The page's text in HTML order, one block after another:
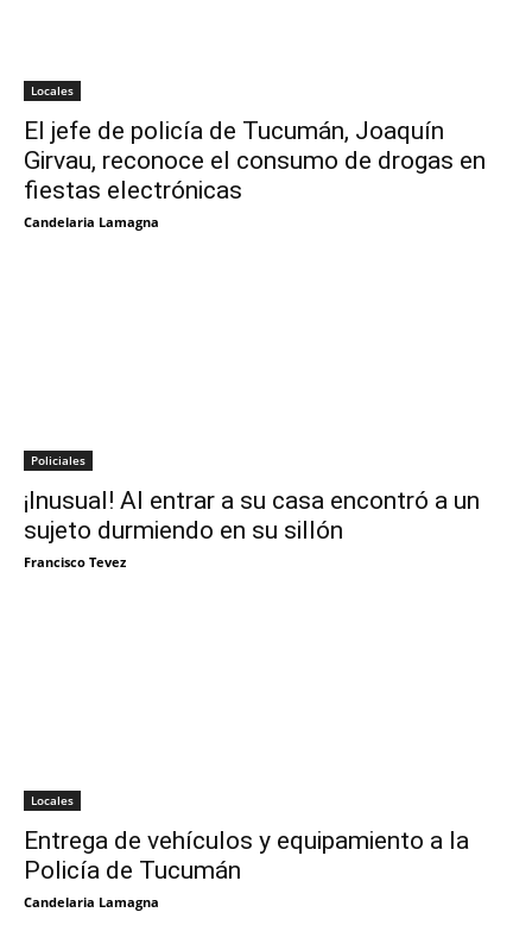
Locales
El jefe de policía de Tucumán, Joaquín
Girvau, reconoce el consumo de drogas en
fiestas electrónicas
Candelaria Lamagna
Policiales
¡Inusual! Al entrar a su casa encontró a un
sujeto durmiendo en su sillón
Francisco Tevez
Locales
Entrega de vehículos y equipamiento a la
Policía de Tucumán
Candelaria Lamagna